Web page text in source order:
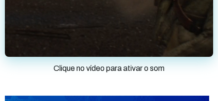
Clique no vídeo para ativar o som